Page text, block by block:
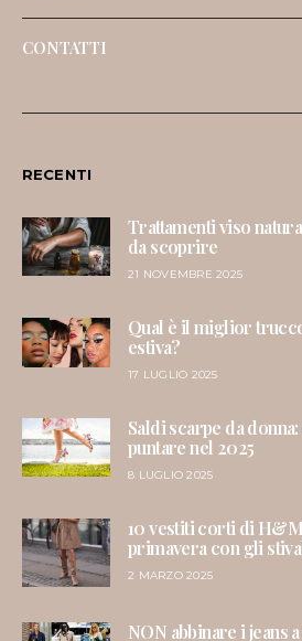
CONTATTI
RECENTI
Trattamenti viso
da scoprire
21 NOVEMBRE 2025
Qual è il miglior
estiva?
17 LUGLIO 2025
Saldi scarpe da
puntare nel 2025
8 LUGLIO 2025
10 vestiti corti di
primavera con gli
2 MARZO 2025
NON abbinare i jeans